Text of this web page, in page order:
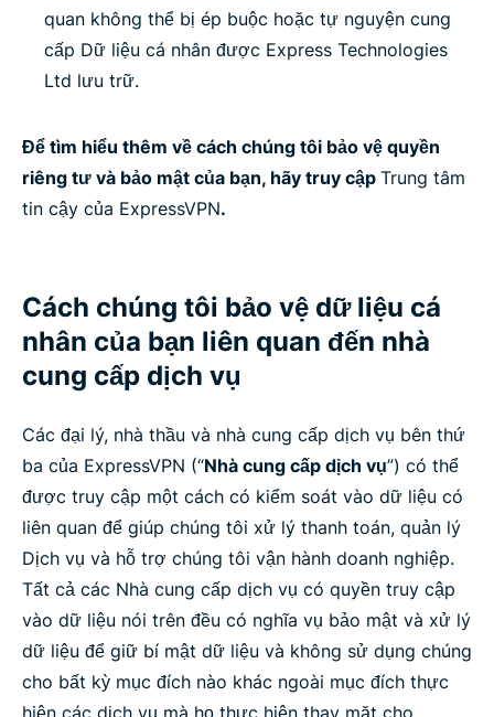
quan không thể bị ép buộc hoặc tự nguyện cung
cấp Dữ liệu cá nhân được Express Technologies
Ltd lưu trữ.
Để tìm hiểu thêm về cách chúng tôi bảo vệ quyền
riêng tư và bảo mật của bạn, hãy truy cập Trung tâm
tin cậy của ExpressVPN.
Cách chúng tôi bảo vệ dữ liệu cá
nhân của bạn liên quan đến nhà
cung cấp dịch vụ
Các đại lý, nhà thầu và nhà cung cấp dịch vụ bên thứ
ba của ExpressVPN (“Nhà cung cấp dịch vụ”) có thể
được truy cập một cách có kiểm soát vào dữ liệu có
liên quan để giúp chúng tôi xử lý thanh toán, quản lý
Dịch vụ và hỗ trợ chúng tôi vận hành doanh nghiệp.
Tất cả các Nhà cung cấp dịch vụ có quyền truy cập
vào dữ liệu nói trên đều có nghĩa vụ bảo mật và xử lý
dữ liệu để giữ bí mật dữ liệu và không sử dụng chúng
cho bất kỳ mục đích nào khác ngoài mục đích thực
hiện các dịch vụ mà họ thực hiện thay mặt cho